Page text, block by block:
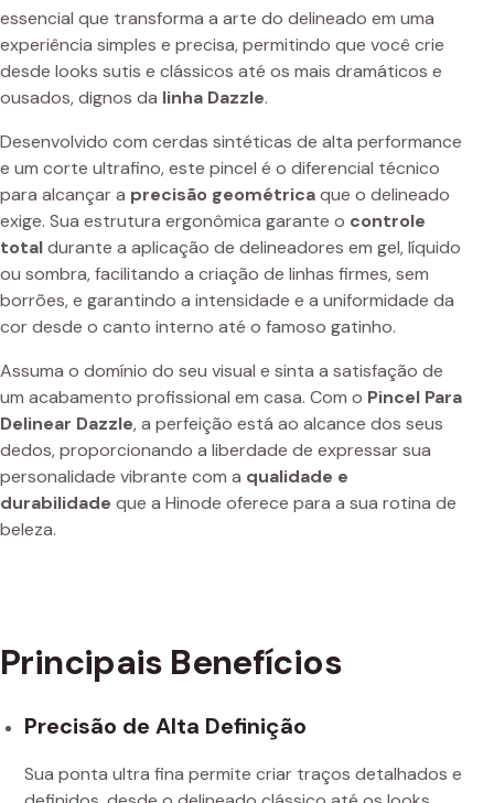
essencial que transforma a arte do delineado em uma
experiência simples e precisa, permitindo que você crie
desde looks sutis e clássicos até os mais dramáticos e
ousados, dignos da linha Dazzle.
Desenvolvido com cerdas sintéticas de alta performance
e um corte ultrafino, este pincel é o diferencial técnico
para alcançar a precisão geométricaque o delineado
exige. Sua estrutura ergonômica garante o controle
totaldurante a aplicação de delineadores em gel, líquido
ou sombra, facilitando a criação de linhas firmes, sem
borrões, e garantindo a intensidade e a uniformidade da
cor desde o canto interno até o famoso gatinho.
Assuma o domínio do seu visual e sinta a satisfação de
um acabamento profissional em casa. Com o Pincel Para
Delinear Dazzle, a perfeição está ao alcance dos seus
dedos, proporcionando a liberdade de expressar sua
personalidade vibrante com a qualidade e
durabilidade que a Hinode oferece para a sua rotina de
beleza.
Principais Benefícios
Precisão de Alta Definição
Sua ponta ultra fina permite criar traços detalhados e